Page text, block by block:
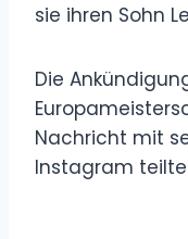
sie ihren Sohn
Die
Nachricht mit
Instagram